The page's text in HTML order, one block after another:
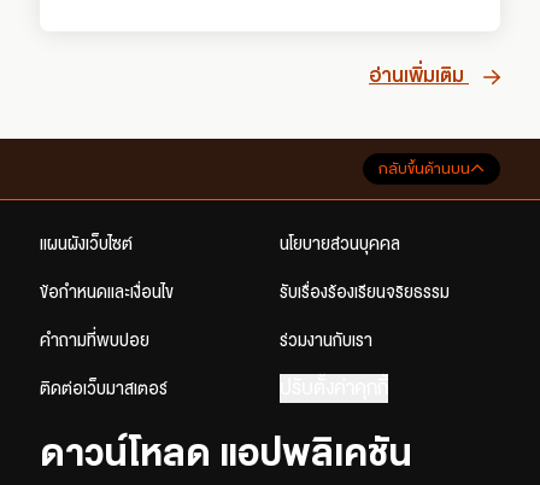
อ่านเพิ่มเติม
กลับขึ้นด้านบน
แผนผังเว็บไซต์ นโยบายส่วนบุคคล
ข้อกำหนดและเงื่อนไข รับเรื่องร้องเรียนจริยธรรม
คำถามที่พบบ่อย ร่วมงานกับเรา
ติดต่อเว็บมาสเตอร์
ดาวน์โหลด แอปพลิเคชัน